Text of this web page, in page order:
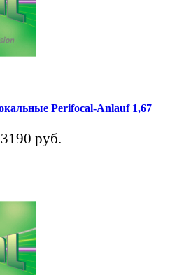
Perifocal-Anlauf 1,67
руб.